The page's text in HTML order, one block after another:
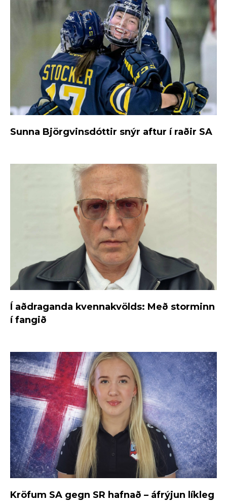
Sunna Björgvinsdóttir snýr aftur í raðir SA
Í aðdraganda kvennakvölds: Með storminn
í fangið
Kröfum SA gegn SR hafnað – áfrýjun líkleg